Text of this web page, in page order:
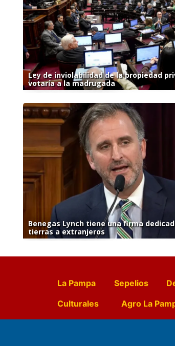
Ley de inviolabilidad de la propiedad
votaría a la madrugada
Benegas Lynch tiene una firma
tierras a extranjeros
La Pampa Sepelios
Culturales
Agro La